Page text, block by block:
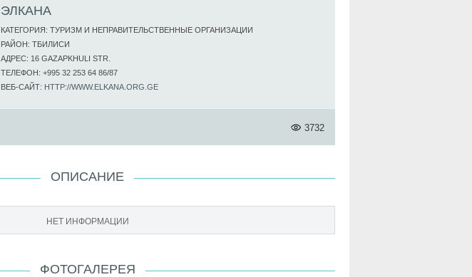
ЭЛКАНА
КАТЕГОРИЯ: ТУРИЗМ И НЕПРАВИТЕЛЬСТВЕННЫЕ ОРГАНИЗАЦИИ
РАЙОН: ТБИЛИСИ
АДРЕС: 16 GAZAPKHULI STR.
ТЕЛЕФОН: +995 32 253 64 86/87
ВЕБ-САЙТ: HTTP://WWW.ELKANA.ORG.GE
3732
ОПИСАНИЕ
НЕТ ИНФОРМАЦИИ
ФОТОГАЛЕРЕЯ